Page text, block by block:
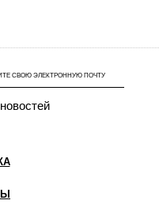
СВОЮ ЭЛЕКТРОННУЮ ПОЧТУ